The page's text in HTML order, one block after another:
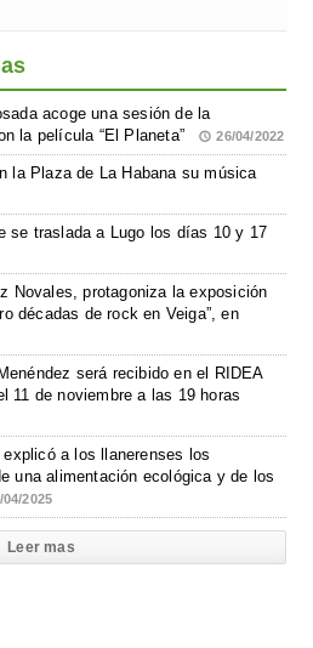
acoge una sesión de la
la película “El Planeta”
26/04/2022
la Plaza de La Habana su música
se traslada a Lugo los días 10 y 17
Novales, protagoniza la exposición
décadas de rock en Veiga”, en
será recibido en el RIDEA
11 de noviembre a las 19 horas
a los llanerenses los
una alimentación ecológica y de los
04/2025
Leer mas